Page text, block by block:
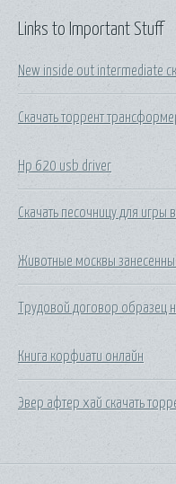
Links to Important Stuff
New inside out intermediate
Скачать торрент
Hp 620 usb driver
Скачать песочницу для игры
Животные москвы
Трудовой договор образец
Книга корфиати онлайн
Эвер афтер хай скачать